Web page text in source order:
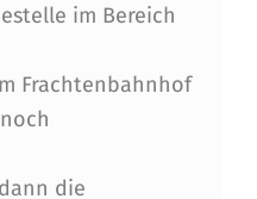
im Bereich
Frachtenbahnhof
die